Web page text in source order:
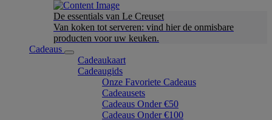
De essentials van Le Creuset
Van koken tot serveren: vind hier de onmisbare
producten voor uw keuken.
Cadeaus
Cadeaukaart
Cadeaugids
Onze Favoriete Cadeaus
Cadeausets
Cadeaus Onder €50
Cadeaus Onder €100